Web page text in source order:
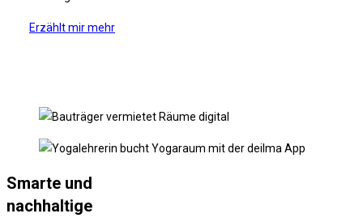
Erzählt mir mehr
Smarte und
nachhaltige